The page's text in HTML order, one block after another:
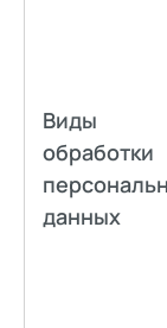
Виды
обработки
данных